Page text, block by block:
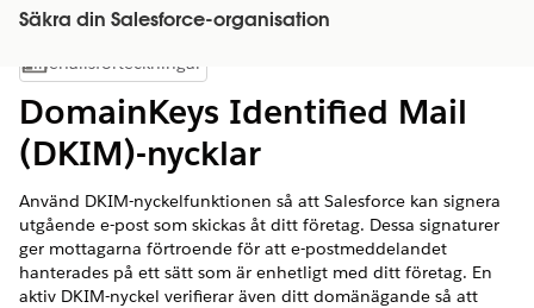
Säkra din Salesforce-organisation
Visa innehållsförteckning
Innehållsförteckningar
DomainKeys Identified Mail
(DKIM)-nycklar
Använd DKIM-nyckelfunktionen så att Salesforce kan signera
utgående e-post som skickas åt ditt företag. Dessa signaturer
ger mottagarna förtroende för att e-postmeddelandet
hanterades på ett sätt som är enhetligt med ditt företag. En
aktiv DKIM-nyckel verifierar även ditt domänägande så att